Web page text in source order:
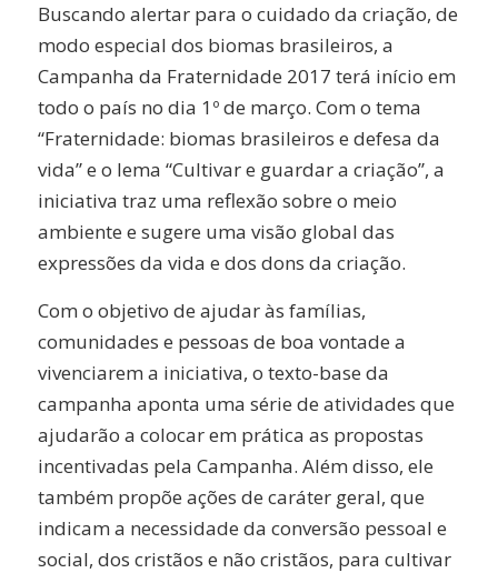
Buscando alertar para o cuidado da criação, de
modo especial dos biomas brasileiros, a
Campanha da Fraternidade 2017 terá início em
todo o país no dia 1º de março. Com o tema
“Fraternidade: biomas brasileiros e defesa da
vida” e o lema “Cultivar e guardar a criação”, a
iniciativa traz uma reflexão sobre o meio
ambiente e sugere uma visão global das
expressões da vida e dos dons da criação.
Com o objetivo de ajudar às famílias,
comunidades e pessoas de boa vontade a
vivenciarem a iniciativa, o texto-base da
campanha aponta uma série de atividades que
ajudarão a colocar em prática as propostas
incentivadas pela Campanha. Além disso, ele
também propõe ações de caráter geral, que
indicam a necessidade da conversão pessoal e
social, dos cristãos e não cristãos, para cultivar